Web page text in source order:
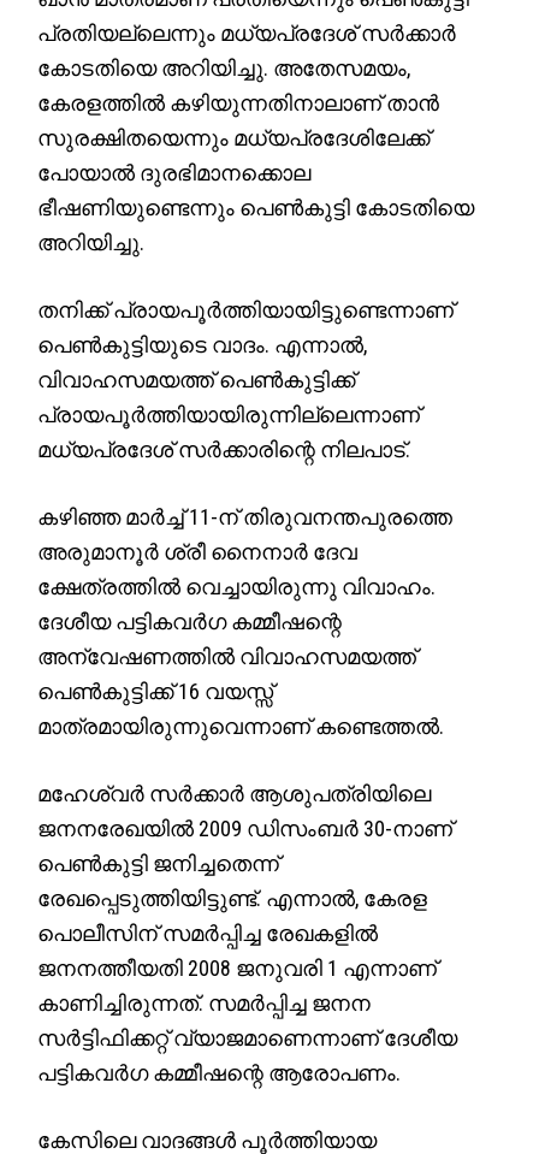
പ്രതിയല്ലെന്നും മധ്യപ്രദേശ് സർക്കാർ
കോടതിയെ അറിയിച്ചു. അതേസമയം,
കേരളത്തിൽ കഴിയുന്നതിനാലാണ് താൻ
സുരക്ഷിതയെന്നും മധ്യപ്രദേശിലേക്ക്
പോയാൽ ദുരഭിമാനക്കൊല
ഭീഷണിയുണ്ടെന്നും പെൺകുട്ടി കോടതിയെ
അറിയിച്ചു.
തനിക്ക് പ്രായപൂർത്തിയായിട്ടുണ്ടെന്നാണ്
പെൺകുട്ടിയുടെ വാദം. എന്നാൽ,
വിവാഹസമയത്ത് പെൺകുട്ടിക്ക്
പ്രായപൂർത്തിയായിരുന്നില്ലെന്നാണ്
മധ്യപ്രദേശ് സർക്കാരിന്റെ നിലപാട്.
കഴിഞ്ഞ മാർച്ച് 11-ന് തിരുവനന്തപുരത്തെ
അരുമാനൂർ ശ്രീ നൈനാർ ദേവ
ക്ഷേത്രത്തിൽ വെച്ചായിരുന്നു വിവാഹം.
ദേശീയ പട്ടികവർഗ കമ്മീഷന്റെ
അന്വേഷണത്തിൽ വിവാഹസമയത്ത്
പെൺകുട്ടിക്ക് 16 വയസ്സ്
മാത്രമായിരുന്നുവെന്നാണ് കണ്ടെത്തൽ.
മഹേശ്വർ സർക്കാർ ആശുപത്രിയിലെ
ജനനരേഖയിൽ 2009 ഡിസംബർ 30-നാണ്
പെൺകുട്ടി ജനിച്ചതെന്ന്
രേഖപ്പെടുത്തിയിട്ടുണ്ട്. എന്നാൽ, കേരള
പൊലീസിന് സമർപ്പിച്ച രേഖകളിൽ
ജനനത്തീയതി 2008 ജനുവരി 1 എന്നാണ്
കാണിച്ചിരുന്നത്. സമർപ്പിച്ച ജനന
സർട്ടിഫിക്കറ്റ് വ്യാജമാണെന്നാണ് ദേശീയ
പട്ടികവർഗ കമ്മീഷന്റെ ആരോപണം.
കേസിലെ വാദങ്ങൾ പൂർത്തിയായ